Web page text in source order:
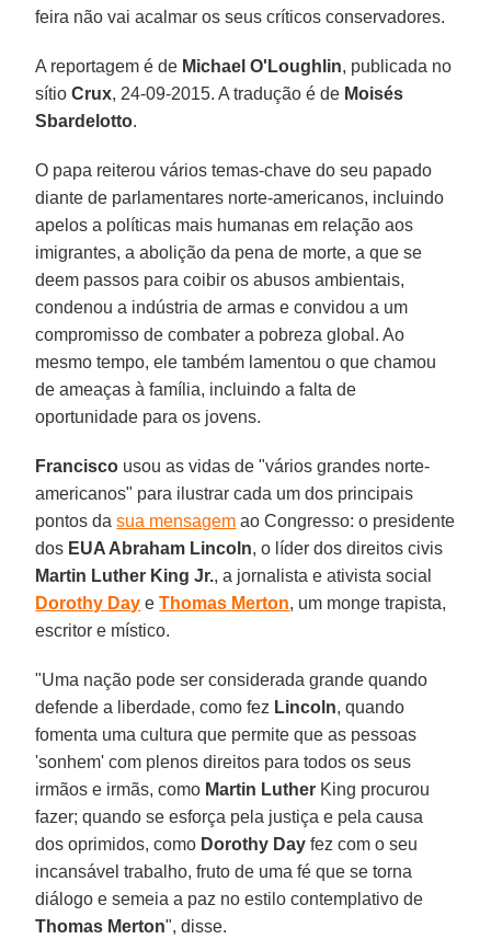
feira não vai acalmar os seus críticos conservadores.
A reportagem é de Michael O'Loughlin, publicada no
sítioCrux, 24-09-2015. A tradução é de Moisés
Sbardelotto.
O papa reiterou vários temas-chave do seu papado
diante de parlamentares norte-americanos, incluindo
apelos a políticas mais humanas em relação aos
imigrantes, a abolição da pena de morte, a que se
deem passos para coibir os abusos ambientais,
condenou a indústria de armas e convidou a um
compromisso de combater a pobreza global. Ao
mesmo tempo, ele também lamentou o que chamou
de ameaças à família, incluindo a falta de
oportunidade para os jovens.
Francisco usou as vidas de "vários grandes norte-
americanos" para ilustrar cada um dos principais
pontos dasua mensagem ao Congresso: o presidente
dos EUA Abraham Lincoln, o líder dos direitos civis
Martin Luther King Jr., a jornalista e ativista social
Dorothy Day eThomas Merton, um monge trapista,
escritor e místico.
"Uma nação pode ser considerada grande quando
defende a liberdade, como fez Lincoln, quando
fomenta uma cultura que permite que as pessoas
'sonhem' com plenos direitos para todos os seus
irmãos e irmãs, como Martin Luther King procurou
fazer; quando se esforça pela justiça e pela causa
dos oprimidos, como Dorothy Day fez com o seu
incansável trabalho, fruto de uma fé que se torna
diálogo e semeia a paz no estilo contemplativo de
Thomas Merton", disse.